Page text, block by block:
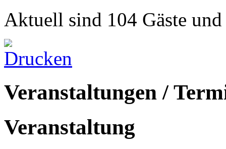
Aktuell sind 104 Gäste
Veranstaltungen /
Veranstaltung